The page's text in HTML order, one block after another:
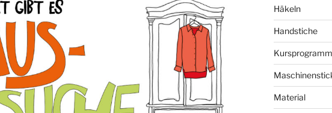
Häkeln
Handstiche
Kursprogramm
Material